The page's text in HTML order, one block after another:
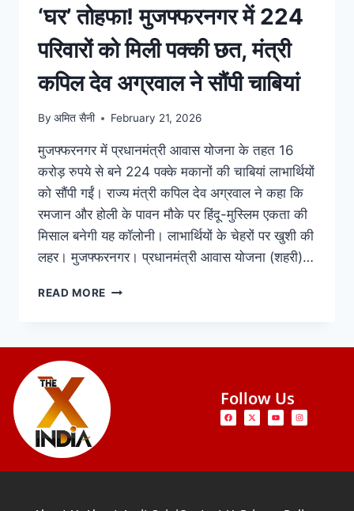
‘घर’ तोहफा! मुजफ्फरनगर में 224
परिवारों को मिली पक्की छत, मंत्री
कपिल देव अग्रवाल ने सौंपी चाबियां
By अमित सैनी February 21, 2026
मुजफ्फरनगर में प्रधानमंत्री आवास योजना के तहत 16
करोड़ रुपये से बने 224 पक्के मकानों की चाबियां लाभार्थियों
को सौंपी गईं। राज्य मंत्री कपिल देव अग्रवाल ने कहा कि
रमजान और होली के पावन मौके पर हिंदू-मुस्लिम एकता की
मिसाल बनेगी यह कॉलोनी। लाभार्थियों के चेहरों पर खुशी की
लहर। मुजफ्फरनगर। प्रधानमंत्री आवास योजना (शहरी)…
READ MORE
Follow Us